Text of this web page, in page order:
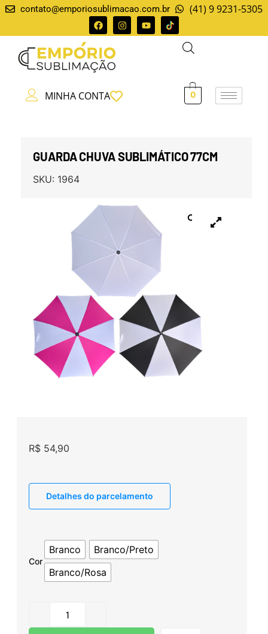
contato@emporiosublimacao.com.br (41) 9 9231-5305
MINHA CONTA 0
GUARDA CHUVA SUBLIMÁTICO 77CM
SKU: 1964
R$54,90
Detalhes do parcelamento
Cor
Branco
Branco/Preto
Branco/Rosa